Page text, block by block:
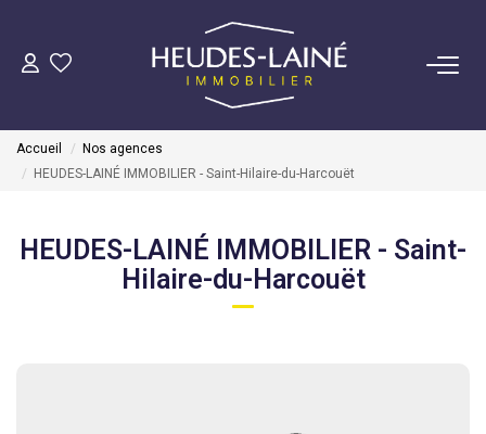
VENDRE
ACHETER
LOUER
GÉRER
Accueil
Nos agences
HEUDES-LAINÉ IMMOBILIER - Saint-Hilaire-du-Harcouët
HEUDES-LAINÉ IMMOBILIER - Saint-
Hilaire-du-Harcouët